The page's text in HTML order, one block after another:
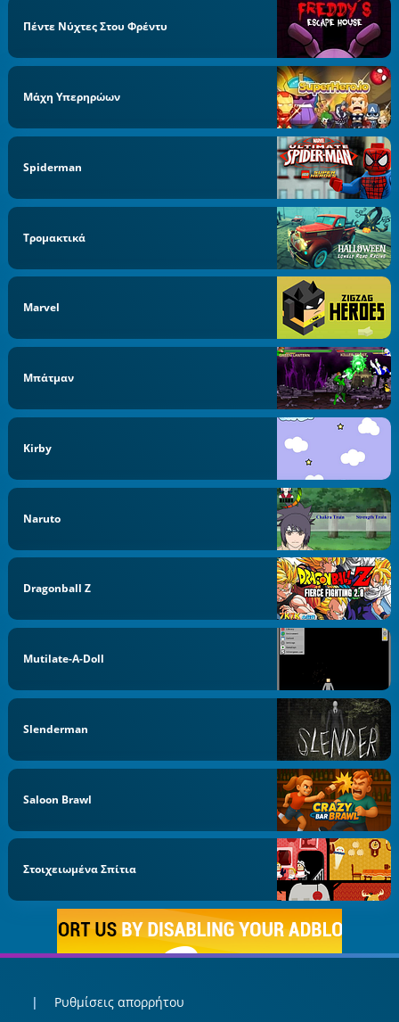
Πέντε Νύχτες Στου Φρέντυ
Μάχη Υπερηρώων
Spiderman
Τρομακτικά
Marvel
Μπάτμαν
Kirby
Naruto
Dragonball Z
Mutilate-A-Doll
Slenderman
Saloon Brawl
Στοιχειωμένα Σπίτια
Ρυθμίσεις απορρήτου